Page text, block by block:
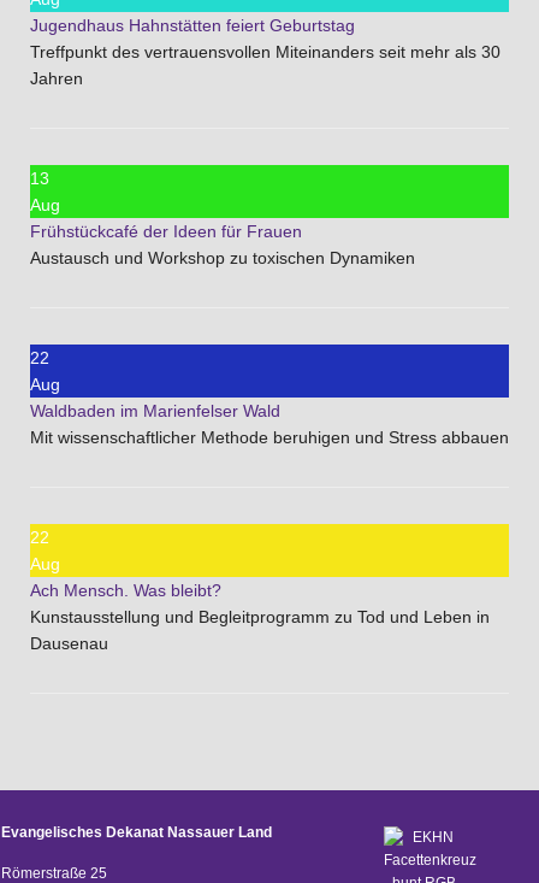
Jugendhaus Hahnstätten feiert Geburtstag
Treffpunkt des vertrauensvollen Miteinanders seit mehr als 30
Jahren
13
Aug
Frühstückcafé der Ideen für Frauen
Austausch und Workshop zu toxischen Dynamiken
22
Aug
Waldbaden im Marienfelser Wald
Mit wissenschaftlicher Methode beruhigen und Stress abbauen
22
Aug
Ach Mensch. Was bleibt?
Kunstausstellung und Begleitprogramm zu Tod und Leben in
Dausenau
Evangelisches Dekanat Nassauer Land
Römerstraße 25